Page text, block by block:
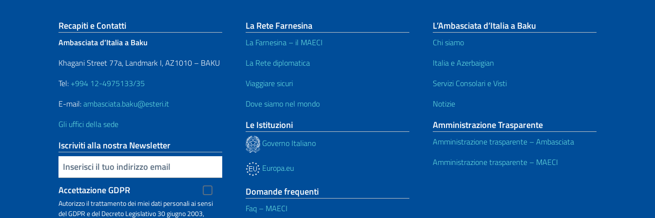
Sezione footer
Recapiti e Contatti
Ambasciata d’Italia a Baku
Khagani Street 77a, Landmark I, AZ1010 – BAKU
Tel: +994 12-4975133/35
E-mail:ambasciata.baku@esteri.it
Gli uffici della sede
Iscriviti alla nostra Newsletter
Inserisci la tua email
Accettazione GDPR
Autorizzo il trattamento dei miei dati personali ai sensi
del GDPR e del Decreto Legislativo 30 giugno 2003,
La Rete Farnesina
La Farnesina – il MAECI
La Rete diplomatica
Viaggiare sicuri
Dove siamo nel mondo
Le Istituzioni
Governo Italiano
Europa.eu
Domande frequenti
Faq – MAECI
L’Ambasciata d’Italia a Baku
Chi siamo
Italia e Azerbaigian
Servizi Consolari e Visti
Notizie
Amministrazione Trasparente
Amministrazione trasparente – Ambasciata
Amministrazione trasparente – MAECI